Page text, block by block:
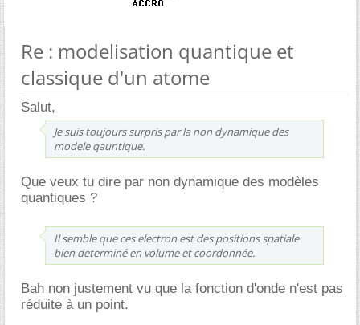
Re : modelisation quantique et
classique d'un atome
Salut,
Je suis toujours surpris par la non dynamique des
modele qauntique.
Que veux tu dire par non dynamique des modèles
quantiques ?
Il semble que ces electron est des positions spatiale
bien determiné en volume et coordonnée.
Bah non justement vu que la fonction d'onde n'est pas
réduite à un point.